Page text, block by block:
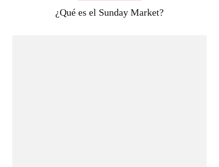
¿Qué es el Sunday Market?